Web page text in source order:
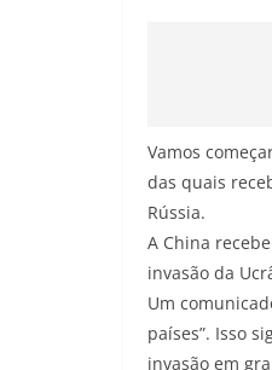
Vamos
das quais
Rússia.
A China
invasão da
Um
países”. Isso
invasão em